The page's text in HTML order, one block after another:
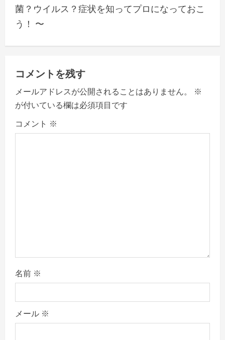
a
v
i
g
a
t
i
菌？ウイルス？症状を知ってプロになっておこ
う！ 〜
コメントを残す
メールアドレスが公開されることはありません。
※
が付いている欄は必須項目です
コメント ※
名前 ※
メール ※